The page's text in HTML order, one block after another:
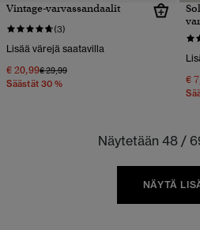
Vintage-varvassandaalit
(3)
Lisää värejä saatavilla
€ 20,99Hinta alennettu hinnasta
€ 29,99hintaan
Säästät 30 %
€
Näytetään 48 /
NÄYTÄ